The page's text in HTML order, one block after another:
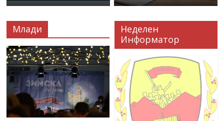
Млади
Неделен
Информатор